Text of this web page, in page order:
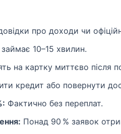
про доходи чи
10–15 хвилин.
на картку миттєво після
кредит або повернути
Фактично без переплат.
Понад 90 % заявок